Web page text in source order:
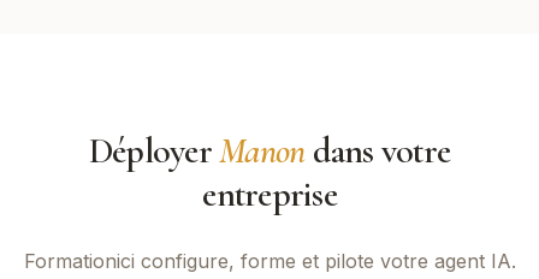
DéployerManondans votre
entreprise
Formationici configure, forme et pilote votre agent IA.